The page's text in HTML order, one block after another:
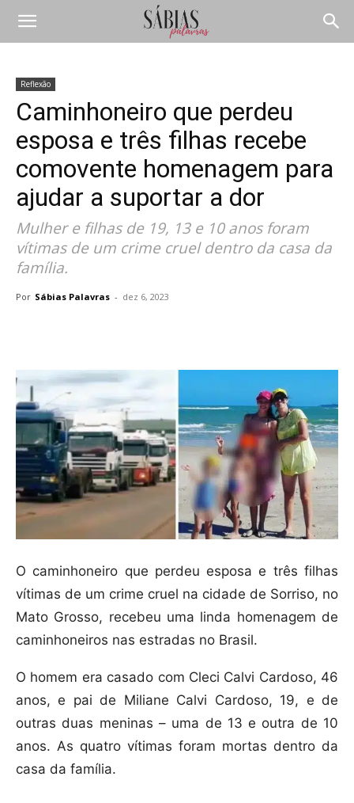
Reflexão
Caminhoneiro que perdeu
esposa e três filhas recebe
comovente homenagem para
ajudar a suportar a dor
Mulher e filhas de 19, 13 e 10 anos foram
vítimas de um crime cruel dentro da casa da
família.
Por Sábias Palavras - dez 6, 2023
O caminhoneiro que perdeu esposa e três filhas
vítimas de um crime cruel na cidade de Sorriso, no
Mato Grosso, recebeu uma linda homenagem de
caminhoneiros nas estradas no Brasil.
O homem era casado com Cleci Calvi Cardoso, 46
anos, e pai de Miliane Calvi Cardoso, 19, e de
outras duas meninas – uma de 13 e outra de 10
anos. As quatro vítimas foram mortas dentro da
casa da família.